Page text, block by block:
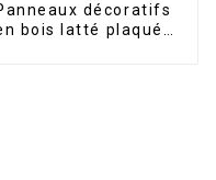
décoratifs
bois latté plaqué